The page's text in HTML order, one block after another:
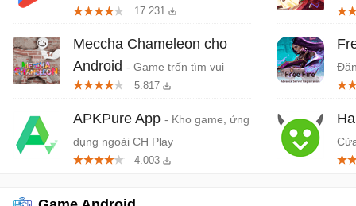
17.231
Meccha Chameleon cho
Android - Game trốn tìm vui
nhộn nhiều người chơi
5.817
APKPure App - Kho game, ứng
dụng ngoài CH Play
4.003
Da